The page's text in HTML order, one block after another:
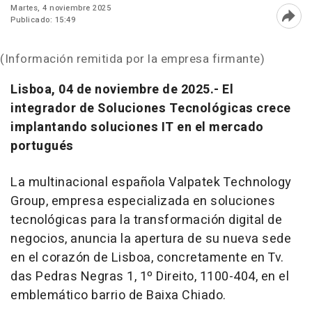
Martes, 4 noviembre 2025
Publicado: 15:49
(Información remitida por la empresa firmante)
Lisboa, 04 de noviembre de 2025.- El
integrador de Soluciones Tecnológicas crece
implantando soluciones IT en el mercado
portugués
La multinacional española Valpatek Technology
Group, empresa especializada en soluciones
tecnológicas para la transformación digital de
negocios, anuncia la apertura de su nueva sede
en el corazón de Lisboa, concretamente en Tv.
das Pedras Negras 1, 1º Direito, 1100-404, en el
emblemático barrio de Baixa Chiado.